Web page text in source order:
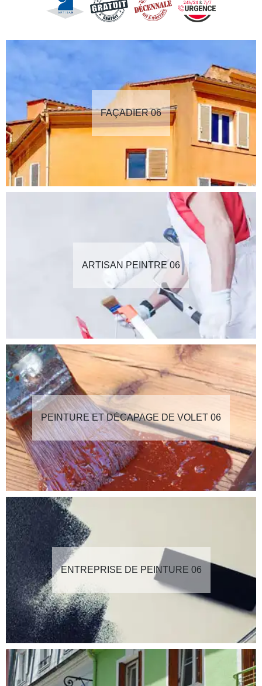
FAÇADIER 06
ARTISAN PEINTRE 06
PEINTURE ET DÉCAPAGE DE VOLET 06
ENTREPRISE DE PEINTURE 06